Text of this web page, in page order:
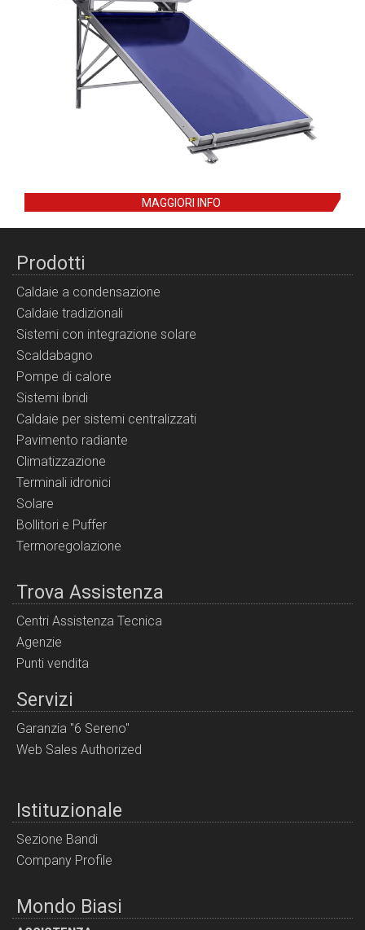
MAGGIORI INFO
Prodotti
Caldaie a condensazione
Caldaie tradizionali
Sistemi con integrazione solare
Scaldabagno
Pompe di calore
Sistemi ibridi
Caldaie per sistemi centralizzati
Pavimento radiante
Climatizzazione
Terminali idronici
Solare
Bollitori e Puffer
Termoregolazione
Trova Assistenza
Centri Assistenza Tecnica
Agenzie
Punti vendita
Servizi
Garanzia "6 Sereno"
Web Sales Authorized
Istituzionale
Sezione Bandi
Company Profile
Mondo Biasi